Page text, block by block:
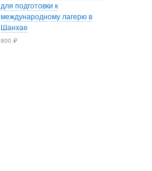
для подготовки к
международному лагерю в
Шанхае
800 ₽